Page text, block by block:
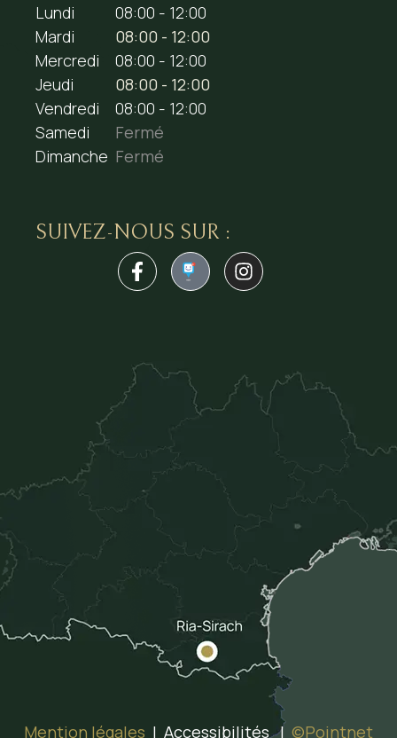
Lundi
08:00 - 12:00
Mardi
08:00 - 12:00
Mercredi
08:00 - 12:00
Jeudi
08:00 - 12:00
Vendredi
08:00 - 12:00
Samedi
Fermé
Dimanche Fermé
SUIVEZ-NOUS SUR :
1
Mention légales | Accessibilités | ©Pointnet